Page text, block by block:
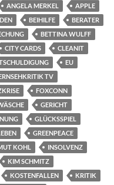
ANGELA MERKEL
APPLE
BEIHILFE
BERATER
BETTINA WULFF
CITY CARDS
CLEANIT
EU
TV
FOXCONN
GERICHT
GLÜCKSSPIEL
GREENPEACE
KOHL
INSOLVENZ
KIM SCHMITZ
KOSTENFALLEN
KRITIK